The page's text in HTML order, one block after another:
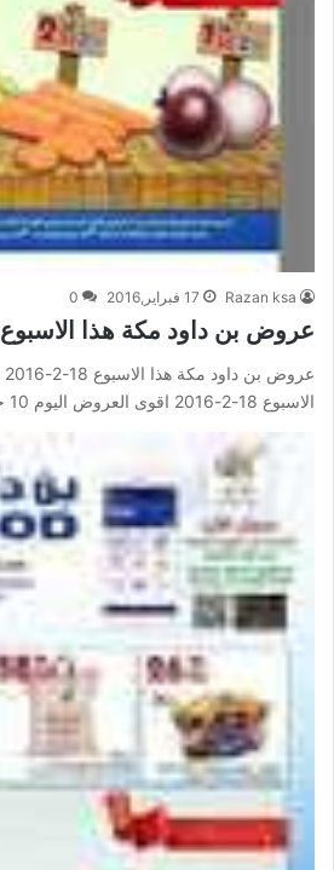
Razan ksa 17 فبراير,2016 0
عروض بن داود مكة هذا الاسبوع 18-2-2016
الاسبوع 18-2-2016 اقوى العروض اليوم 10 جمادى الاول…